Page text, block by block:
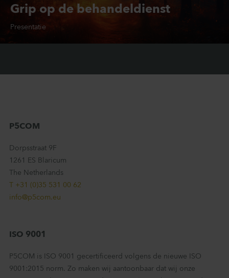
Grip op de behandeldienst
Presentatie
P5COM
Dorpsstraat 9F
1261 ES Blaricum
The Netherlands
T +31 (0)35 531 00 62
info@p5com.eu
ISO 9001
P5COM is ISO 9001 gecertificeerd volgens de nieuwe ISO
9001:2015 norm. Zo maken wij aantoonbaar dat wij onze